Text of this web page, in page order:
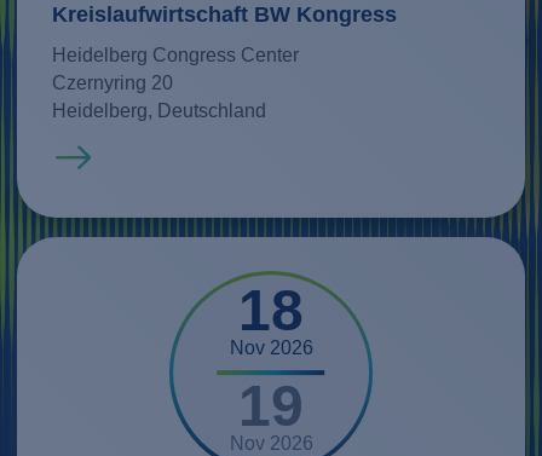
Kreislaufwirtschaft BW Kongress
Heidelberg Congress Center
Czernyring 20
Heidelberg, Deutschland
Mehr erfahren
18
Nov 2026
19
Nov 2026